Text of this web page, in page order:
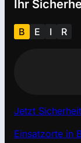
Ihr
B E I R
Jetzt
Einsatzorte in